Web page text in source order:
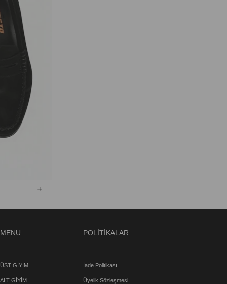
MENU
ÜST GİYİM
ALT GİYİM
POLİTİKALAR
İade Politikası
Üyelik Sözleşmesi